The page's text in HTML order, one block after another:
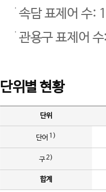
속담 표제어 수:
관용구 표제어
단위별 현황
단위
단어 1)
구2)
합계